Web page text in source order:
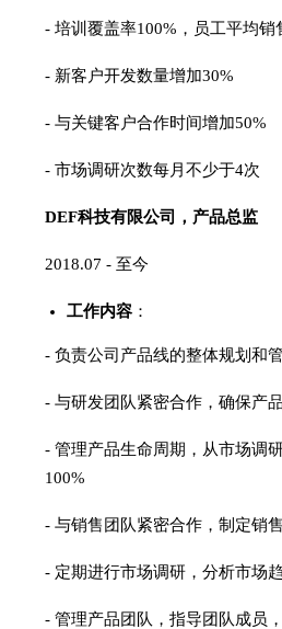
- 培训覆盖率100%，员工平均销
- 新客户开发数量增加30%
- 与关键客户合作时间增加50%
- 市场调研次数每月不少于4次
DEF科技有限公司，产品总监
2018.07 - 至今
工作内容 ：
- 负责公司产品线的整体规划和
- 与研发团队紧密合作，确保产
- 管理产品生命周期，从市场调
100%
- 与销售团队紧密合作，制定销
- 定期进行市场调研，分析市场
- 管理产品团队，指导团队成员